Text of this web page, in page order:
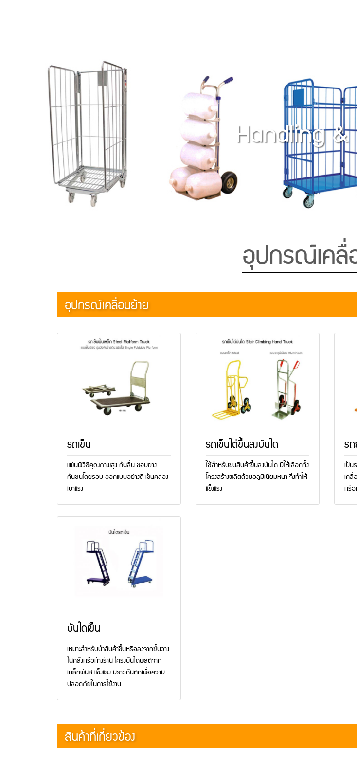
Handling
อุปกรณ์เคลื่
อุปกรณ์เคลื่อนย้าย
รถเข็น
แผ่นพีวีซีคุณภาพสูง กันลื่น ขอบยาง
กันชนโดยรอบ ออกแบบอย่างดี เข็นคล่อง
เบาแรง
รถเข็นไต่ขึ้นลงบันได
ใช้สำหรับขนสินค้าขึ้นลงบันได มีให้เลือกทั้ง
โครงสร้างผลิตด้วยอลูมิเนียมหนา จึงทำให้
แข็งแรง
ร
เป็น
เคลื่
หรือ
บันไดเข็น
เหมาะสำหรับนำสินค้าขึ้นหรือลงจากชั้นวาง
ในคลังหรือห้างร้าน โครงบันไดผลิตจาก
เหล็กพ่นสี แข็งแรง มีราวกันตกเพื่อความ
ปลอดภัยในการใช้งาน
สินค้าที่เกี่ยวข้อง